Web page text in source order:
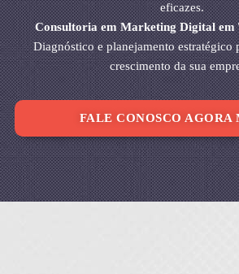
eficazes.
Consultoria em Marketing Digital em
Diagnóstico e planejamento estratégico
crescimento da sua
FALE CONOSCO AGORA